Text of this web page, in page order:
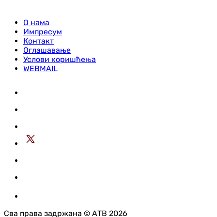
О нама
Импресум
Контакт
Оглашавање
Услови коришћења
WEBMAIL
Сва права задржана © АТВ 2026